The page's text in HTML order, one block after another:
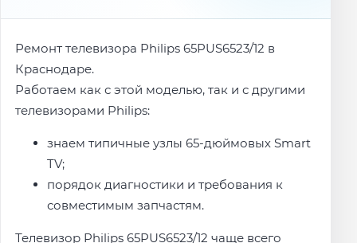
Ремонт телевизора Philips 65PUS6523/12 в
Краснодаре.
Работаем как с этой моделью, так и с другими
телевизорами Philips:
знаем типичные узлы 65-дюймовых Smart
TV;
порядок диагностики и требования к
совместимым запчастям.
Телевизор Philips 65PUS6523/12 чаще всего